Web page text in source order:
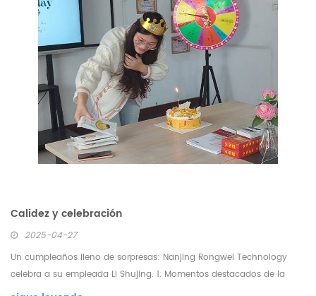
Calidez y celebración
2025-04-27
Un cumpleaños lleno de sorpresas: Nanjing Rongwei Technology
celebra a su empleada Li Shujing. 1. Momentos destacados de la
fiesta de cumpleaños. Sus compañeros invitaron a Li Shujing a una